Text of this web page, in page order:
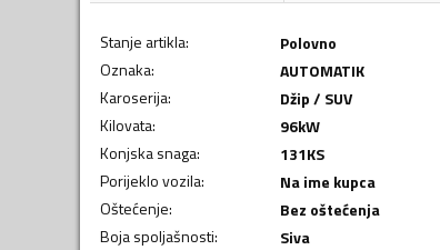
Stanje artikla:
Polovno
Oznaka:
AUTOMATIK
Karoserija:
Džip / SUV
Kilovata: 96kW
Konjska snaga: 131KS
Porijeklo vozila:
Na ime kupca
Oštećenje:
Bez oštećenja
Boja spoljašnosti:
Siva